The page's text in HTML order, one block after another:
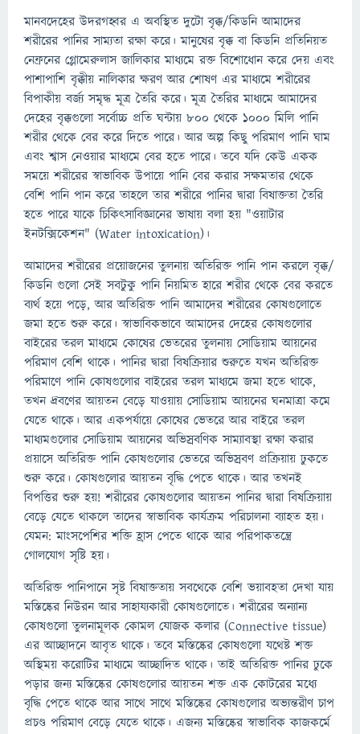
মানবদেহের উদরগহ্বর এ অবস্থিত দুটো বৃক্ক/কিডনি আমাদের
শরীরের পানির সাম্যতা রক্ষা করে। মানুষের বৃক্ক বা কিডনি প্রতিনিয়ত
নেফ্রনের গ্লোমেরুলাস জালিকার মাধ্যমে রক্ত বিশোধোন করে দেয় এবং
পাশাপাশি বৃক্কীয় নালিকার ক্ষরণ আর শোষণ এর মাধ্যমে শরীরের
বিপাকীয় বর্জ্য সমৃদ্ধ মূত্র তৈরি করে। মূত্র তৈরির মাধ্যমে আমাদের
দেহের বৃক্কগুলো সর্বোচ্চ প্রতি ঘন্টায় ৮০০ থেকে ১০০০ মিলি পানি
শরীর থেকে বের করে দিতে পারে। আর অল্প কিছু পরিমাণ পানি ঘাম
এবং শ্বাস নেওয়ার মাধ্যমে বের হতে পারে। তবে যদি কেউ একক
সময়ে শরীরের স্বাভাবিক উপায়ে পানি বের করার সক্ষমতার থেকে
বেশি পানি পান করে তাহলে তার শরীরে পানির দ্বারা বিষাক্ততা তৈরি
হতে পারে যাকে চিকিৎসাবিজ্ঞানের ভাষায় বলা হয় "ওয়াটার
ইনটক্সিকেশন" (Water intoxication)।
আমাদের শরীরের প্রয়োজনের তুলনায় অতিরিক্ত পানি পান করলে বৃক্ক/
কিডনি গুলো সেই সবটুকু পানি নিয়মিত হারে শরীর থেকে বের করতে
ব্যর্থ হয়ে পড়ে, আর অতিরিক্ত পানি আমাদের শরীরের কোষগুলোতে
জমা হতে শুরু করে। স্বাভাবিকভাবে আমাদের দেহের কোষগুলোর
বাইরের তরল মাধ্যমে কোষের ভেতরের তুলনায় সোডিয়াম আয়নের
পরিমাণ বেশি থাকে। পানির দ্বারা বিষক্রিয়ার শুরুতে যখন অতিরিক্ত
পরিমাণে পানি কোষগুলোর বাইরের তরল মাধ্যমে জমা হতে থাকে,
তখন দ্রবণের আয়তন বেড়ে যাওয়ায় সোডিয়াম আয়নের ঘনমাত্রা কমে
যেতে থাকে। আর একপর্যায়ে কোষের ভেতরে আর বাইরে তরল
মাধ্যমগুলোর সোডিয়াম আয়নের অভিস্রবণিক সাম্যাবস্থা রক্ষা করার
প্রয়াসে অতিরিক্ত পানি কোষগুলোর ভেতরে অভিস্রবণ প্রক্রিয়ায় ঢুকতে
শুরু করে। কোষগুলোর আয়তন বৃদ্ধি পেতে থাকে। আর তখনই
বিপত্তির শুরু হয়! শরীরের কোষগুলোর আয়তন পানির দ্বারা বিষক্রিয়ায়
বেড়ে যেতে থাকলে তাদের স্বাভাবিক কার্যক্রম পরিচালনা ব্যাহত হয়।
যেমন: মাংসপেশির শক্তি হ্রাস পেতে থাকে আর পরিপাকতন্ত্রে
গোলযোগ সৃষ্টি হয়।
অতিরিক্ত পানিপানে সৃষ্ট বিষাক্ততায় সবথেকে বেশি ভয়াবহতা দেখা যায়
মস্তিষ্কের নিউরন আর সাহায্যকারী কোষগুলোতে। শরীরের অন্যান্য
কোষগুলো তুলনামূলক কোমল যোজক কলার (Connective tissue)
এর আচ্ছাদনে আবৃত থাকে। তবে মস্তিষ্কের কোষগুলো যথেষ্ট শক্ত
অস্থিময় করোটির মাধ্যমে আচ্ছাদিত থাকে। তাই অতিরিক্ত পানির ঢুকে
পড়ার জন্য মস্তিষ্কের কোষগুলোর আয়তন শক্ত এক কোটরের মধ্যে
বৃদ্ধি পেতে থাকে আর সাথে সাথে মস্তিষ্কের কোষগুলোর অভ্যন্তরীণ চাপ
প্রচণ্ড পরিমাণ বেড়ে যেতে থাকে। এজন্য মস্তিষ্কের স্বাভাবিক কাজকর্মে